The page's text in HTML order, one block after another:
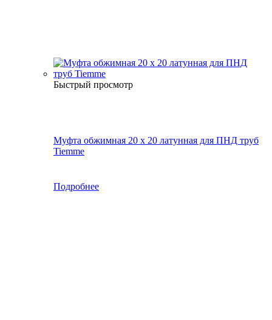
Быстрый просмотр
Муфта обжимная 20 х 20 латунная для ПНД труб
Tiemme
Подробнее